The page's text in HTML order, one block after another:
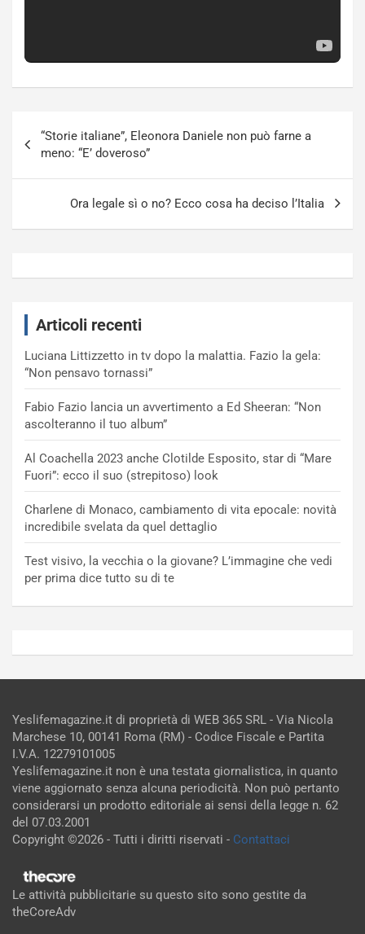
articoli
“Storie italiane”, Eleonora Daniele non può farne a
meno: “E’ doveroso”
Ora legale sì o no? Ecco cosa ha deciso l’Italia
Articoli recenti
Luciana Littizzetto in tv dopo la malattia. Fazio la gela:
“Non pensavo tornassi”
Fabio Fazio lancia un avvertimento a Ed Sheeran: “Non
ascolteranno il tuo album”
Al Coachella 2023 anche Clotilde Esposito, star di “Mare
Fuori”: ecco il suo (strepitoso) look
Charlene di Monaco, cambiamento di vita epocale: novità
incredibile svelata da quel dettaglio
Test visivo, la vecchia o la giovane? L’immagine che vedi
per prima dice tutto su di te
Yeslifemagazine.it di proprietà di WEB 365 SRL - Via Nicola
Marchese 10, 00141 Roma (RM) - Codice Fiscale e Partita
I.V.A. 12279101005
Yeslifemagazine.it non è una testata giornalistica, in quanto
viene aggiornato senza alcuna periodicità. Non può pertanto
considerarsi un prodotto editoriale ai sensi della legge n. 62
del 07.03.2001
Copyright ©2026 - Tutti i diritti riservati - Contattaci
Le attività pubblicitarie su questo sito sono gestite da
theCoreAdv